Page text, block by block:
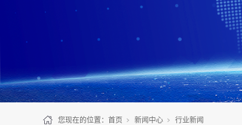
您现在的位置： 首页 新闻中心 行业新闻